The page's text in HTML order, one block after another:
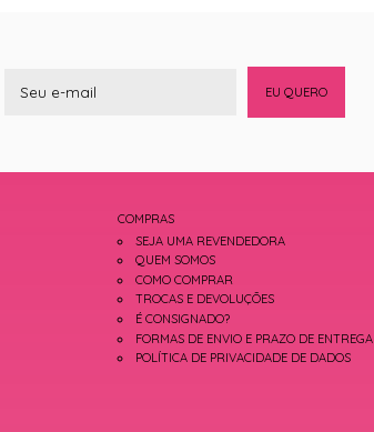
EU QUERO
COMPRAS
SEJA UMA REVENDEDORA
QUEM SOMOS
COMO COMPRAR
TROCAS E DEVOLUÇÕES
É CONSIGNADO?
FORMAS DE ENVIO E PRAZO DE ENTREGA
POLÍTICA DE PRIVACIDADE DE DADOS